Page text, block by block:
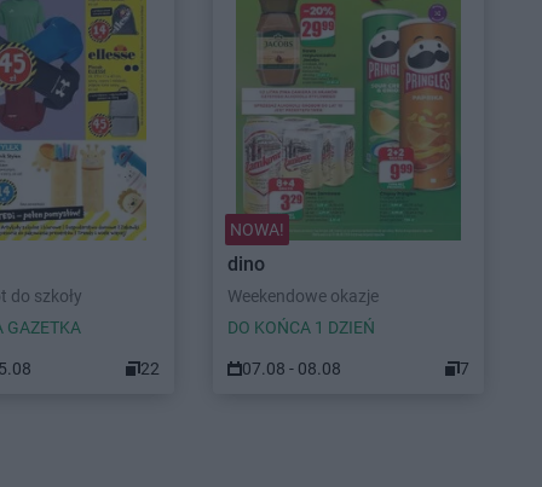
do szkoły
GAZETKA
22
NOWA!
dino
Weekendowe okazje
DO KOŃCA 1 DZIEŃ
07.08 - 08.08 7